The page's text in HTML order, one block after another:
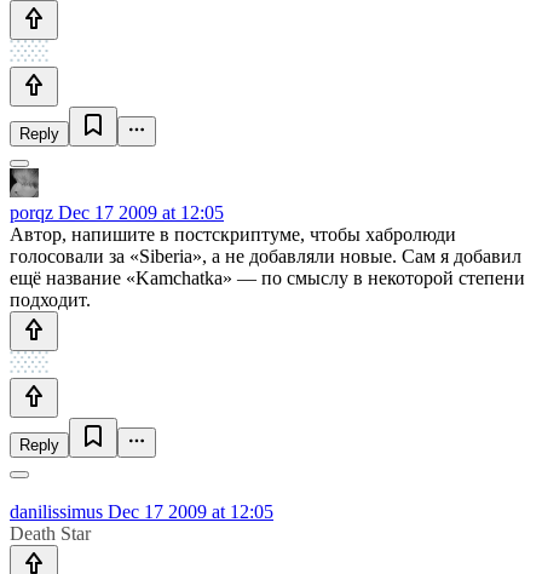
Reply
porqz Dec 17 2009 at 12:05
Автор, напишите в постскриптуме, чтобы хабролюди
голосовали за «Siberia», а не добавляли новые. Сам я добавил
ещё название «Kamchatka» — по смыслу в некоторой степени
подходит.
Reply
danilissimus Dec 17 2009 at 12:05
Death Star